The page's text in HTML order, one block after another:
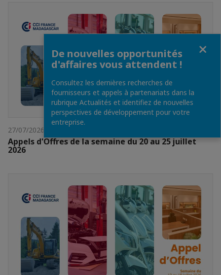
27/07/2026
Appels d'Offres de la semaine du 20 au 25 juillet
2026
De nouvelles opportunités
d'affaires vous attendent !
Consultez les dernières recherches de
fournisseurs et appels à partenariats dans la
rubrique Actualités et identifiez de nouvelles
perspectives de développement pour votre
entreprise.